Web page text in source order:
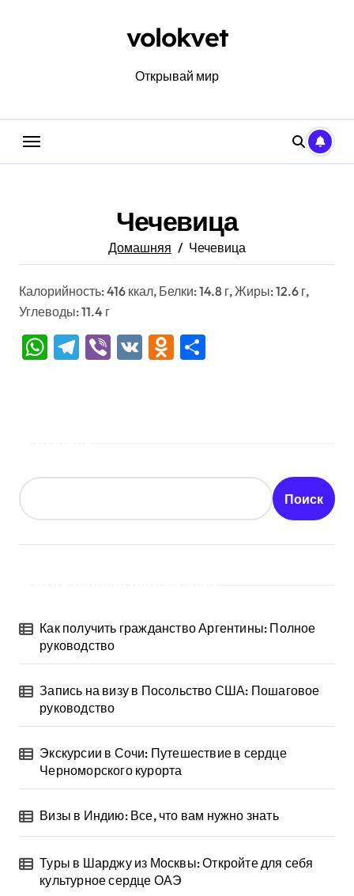
volokvet
Открывай мир
Чечевица
Домашняя Чечевица
Калорийность: 416 ккал, Белки: 14.8 г, Жиры: 12.6 г,
Углеводы: 11.4 г
WhatsApp
Telegram
Viber
VK Odnoklassniki
Поиск
Как получить гражданство Аргентины: Полное
руководство
Запись на визу в Посольство США: Пошаговое
руководство
Экскурсии в Сочи: Путешествие в сердце
Черноморского курорта
Визы в Индию: Все, что вам нужно знать
Туры в Шарджу из Москвы: Откройте для себя
культурное сердце ОАЭ